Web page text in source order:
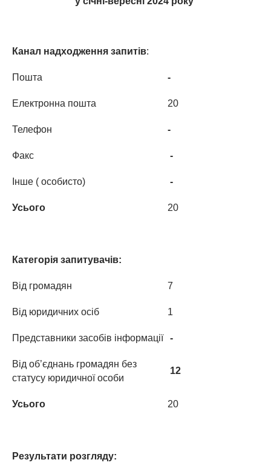
Канал надходження запитів:
Пошта -
Електронна пошта 20
Телефон -
Факс -
Інше ( особисто) -
Усього 20
Категорія запитувачів:
Від громадян 7
Від юридичних осіб 1
Представники засобів інформації -
Від об’єднань громадян без
статусу юридичної особи
12
Усього 20
Результати розгляду: